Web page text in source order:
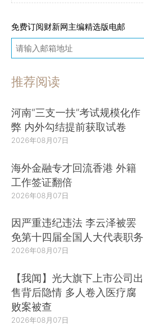
免费订阅财新网主编精选版电邮
推荐阅读
河南“三支一扶”考试规模化作
弊 内外勾结提前获取试卷
2026年08月07日
海外金融专才回流香港 外籍
工作签证翻倍
2026年08月07日
因严重违纪违法 李云泽被罢
免第十四届全国人大代表职务
2026年08月07日
【我闻】光大旗下上市公司出
售背后隐情 多人卷入医疗腐
败案被查
2026年08月07日